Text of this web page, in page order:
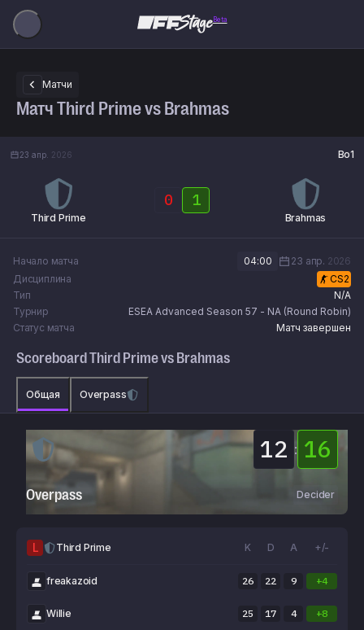
Beta
Матчи
Матч Third Prime vs Brahmas
23 апр. 2026 Bo1
Third Prime
0 1
Brahmas
Начало матча 04:00 23 апр. 2026
Дисциплина
CS2
Тип
N/A
Турнир
ESEA Advanced Season 57 - NA (Round Robin)
Статус матча
Матч завершен
Scoreboard Third Primevs Brahmas
Общая Overpass
12 : 16
Overpass Decider
L Third Prime K D A +/-
freakazoid 26 22 9 +4
Willie 25 17 4 +8